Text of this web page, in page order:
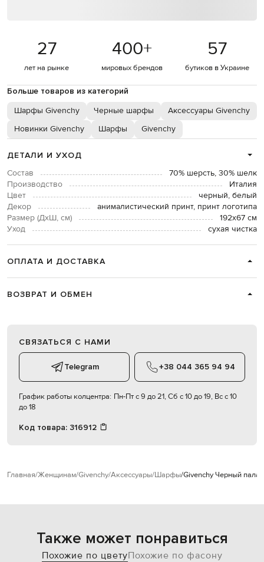
27
лет на рынке
400+
мировых брендов
57
бутиков в Украине
Больше товаров из категорий
Шарфы Givenchy Черные шарфы
Аксессуары Givenchy
Новинки Givenchy
Шарфы Givenchy
ДЕТАЛИ И УХОД
Состав
70% шерсть, 30% шелк
Производство
Италия
Цвет
черный, белый
Декор
анималистический принт, принт логотипа
Размер (ДхШ, см)
192х67 см
Уход
сухая чистка
ОПЛАТА И ДОСТАВКА
ВОЗВРАТ И ОБМЕН
СВЯЗАТЬСЯ С НАМИ
Telegram +38 044 365 94 94
График работы колцентра: Пн-Пт с 9 до 21, Сб с 10 до 19, Вс с 10
до 18
Код товара: 316912
Главная Женщинам Givenchy Аксессуары Шарфы Givenchy Черный
Также может понравиться
Похожие по цветуПохожие по фасону